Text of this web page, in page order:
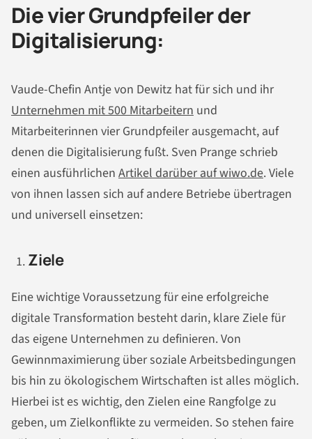
Die vier Grundpfeiler der
Digitalisierung:
Vaude-Chefin Antje von Dewitz hat für sich und ihr
Unternehmen mit 500 Mitarbeitern und
Mitarbeiterinnen vier Grundpfeiler ausgemacht, auf
denen die Digitalisierung fußt. Sven Prange schrieb
einen ausführlichen Artikel darüber auf wiwo.de. Viele
von ihnen lassen sich auf andere Betriebe übertragen
und universell einsetzen:
Ziele
Eine wichtige Voraussetzung für eine erfolgreiche
digitale Transformation besteht darin, klare Ziele für
das eigene Unternehmen zu definieren. Von
Gewinnmaximierung über soziale Arbeitsbedingungen
bis hin zu ökologischem Wirtschaften ist alles möglich.
Hierbei ist es wichtig, den Zielen eine Rangfolge zu
geben, um Zielkonflikte zu vermeiden. So stehen faire